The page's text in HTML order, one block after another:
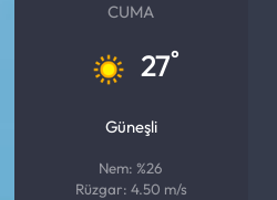
CUMA
27°
Güneşli
Nem: %26
Rüzgar: 4.50 m/s